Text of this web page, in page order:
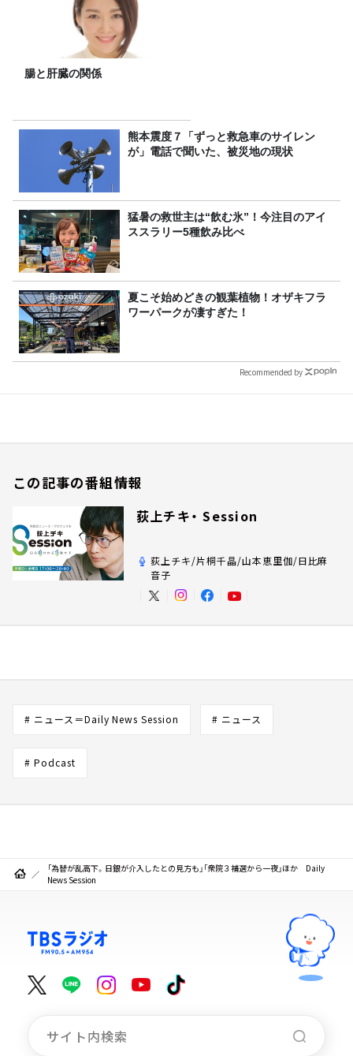
腸と肝臓の関係
熊本震度７「ずっと救急車のサイレン
が」電話で聞いた、被災地の現状
猛暑の救世主は“飲む氷”！今注目のアイ
ススラリー5種飲み比べ
夏こそ始めどきの観葉植物！オザキフラ
ワーパークが凄すぎた！
Recommended by
この記事の番組情報
荻上チキ・ Session
荻上チキ/片桐千晶/山本恵里伽/日比麻
音子
# ニュース＝Daily News Session # ニュース
# Podcast
「為替が乱高下。日銀が介入したとの見方も」「衆院３補選から一夜」ほか Daily
News Session